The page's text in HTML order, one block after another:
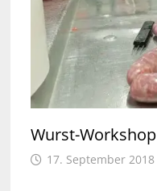
Wurst-Workshop
17. September 2018